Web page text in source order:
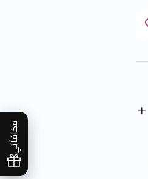
مكافآتي